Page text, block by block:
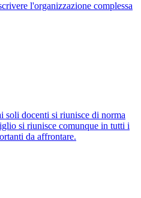
l'organizzazione complessa
soli docenti si riunisce di norma
si riunisce comunque in tutti i
da affrontare.